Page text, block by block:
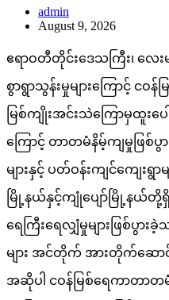
admin
August 9, 2026
ဧရာဝတီတိုင်းဒေသကြီး၊ လေ
စွာရွာသွန်းမှုများကြောင့် င
မြစ်ကျိုးအင်းသဲကြောမှထူးပ
ကြောင့် တာတမံနိမ့်ကျမှုဖြစ်ပွ
များနှင့် ပတ်ဝန်းကျင်ကျေးရွ
မြို့နယ်နှင့်ကျုံပျော်မြို့နယ်တို့ရှိ
ရေကြီးရေလျှံမှုများဖြစ်ပွ
များ အင်တိုက် အားတိုက်
အဆိုပါ ငဝန်မြစ်ရေကာတာတ